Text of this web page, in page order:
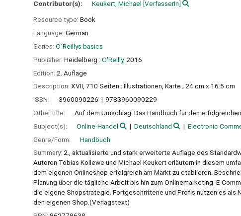
Contributor(s): Keukert, Michael [VerfasserIn]
Resource type: Book
Language: German
Series: O´Reillys basics
Publisher: Heidelberg : O'Reilly, 2016
Edition: 2. Auflage
Description: XVII, 710 Seiten : Illustrationen, Karte ; 24 cm x 16.5 cm
ISBN:
3960090226
9783960090229
Other title:
Auf dem Umschlag: Das Handbuch für den
Subject(s):
Online-Handel Deutschland
Electronic
Genre/Form:
Handbuch
Summary: 2., aktualisierte und stark erweiterte Auflage des
Autoren Tobias Kollewe und Michael Keukert erläutern in diesem
dem eigenen Onlineshop erfolgreich am Markt zu etablieren.
Planung über die tägliche Arbeit bis hin zum Onlinemarketing. E-
die eigene Shopstrategie. Fortgeschrittene und Profis nutzen es als
den eigenen Shop.(Verlagstext)